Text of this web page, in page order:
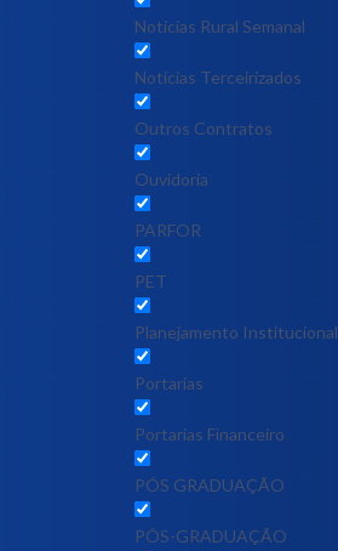
Notícias Rural Semanal
Notícias Terceirizados
Outros Contratos
Ouvidoria
PARFOR
PET
Planejamento Institucional
Portarias
Portarias Financeiro
PÓS GRADUAÇÃO
PÓS-GRADUAÇÃO